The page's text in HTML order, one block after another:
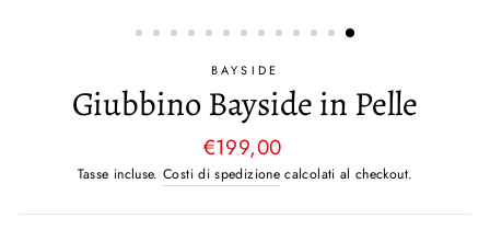
BAYSIDE
Giubbino Bayside in Pelle
Prezzo
originale
€199,00
Tasse incluse.Costi di spedizionecalcolati al checkout.